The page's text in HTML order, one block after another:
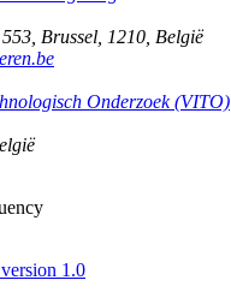
Brussel 1210 België
Onderzoek (VITO)
1.0